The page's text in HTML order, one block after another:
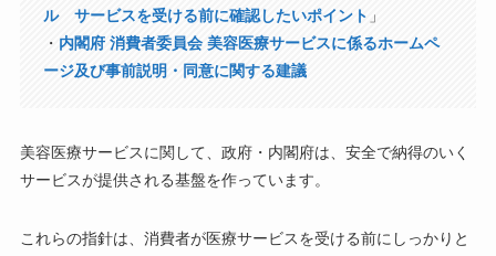
ル サービスを受ける前に確認したいポイント 」
・ 内閣府 消費者委員会 美容医療サービスに係るホームペ
ージ及び事前説明・同意に関する建議
美容医療サービスに関して、政府・内閣府は、安全で納得のいく
サービスが提供される基盤を作っています。
これらの指針は、消費者が医療サービスを受ける前にしっかりと